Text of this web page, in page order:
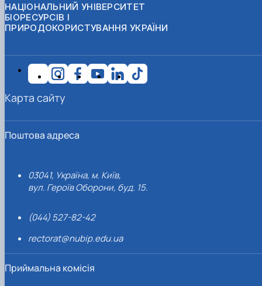
НАЦІОНАЛЬНИЙ УНІВЕРСИТЕТ
БІОРЕСУРСІВ І
ПРИРОДОКОРИСТУВАННЯ УКРАЇНИ
Поштова адреса
03041, Україна, м. Київ,
вул. Героїв Оборони, буд. 15.
(044) 527-82-42
rectorat@nubip.edu.ua
Приймальна комісія
Карта сайту